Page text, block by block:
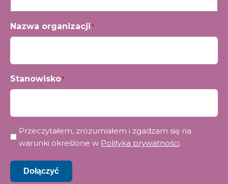
Nazwa organizacji*
Stanowisko*
Prywatność*
Przeczytałem, zrozumiałem i zgadzam się na
warunki określone w Polityka prywatności.
Dołączyć